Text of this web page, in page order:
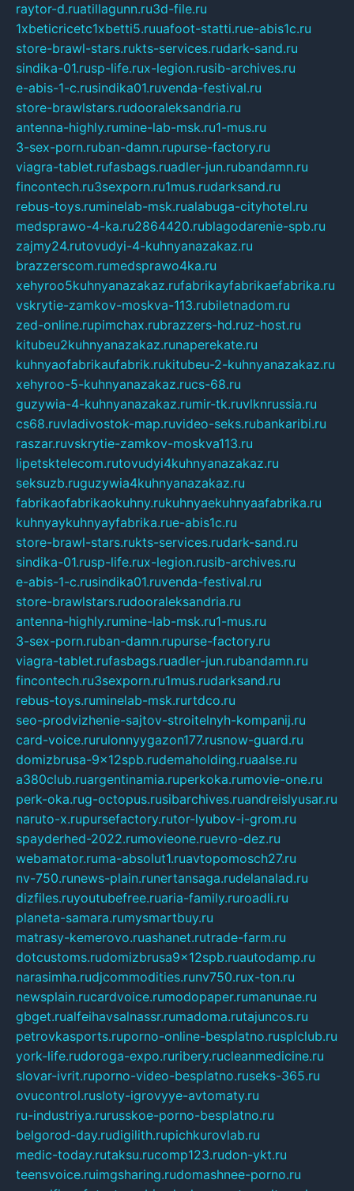
raytor-d.ruatillagunn.ru3d-file.ru
1xbeticricetc1xbetti5.ruuafoot-statti.rue-abis1c.ru
store-brawl-stars.rukts-services.rudark-sand.ru
sindika-01.rusp-life.rux-legion.rusib-archives.ru
e-abis-1-c.rusindika01.ruvenda-festival.ru
store-brawlstars.rudooraleksandria.ru
antenna-highly.rumine-lab-msk.ru1-mus.ru
3-sex-porn.ruban-damn.rupurse-factory.ru
viagra-tablet.rufasbags.ruadler-jun.rubandamn.ru
fincontech.ru3sexporn.ru1mus.rudarksand.ru
rebus-toys.ruminelab-msk.rualabuga-cityhotel.ru
medsprawo-4-ka.ru2864420.rublagodarenie-spb.ru
zajmy24.rutovudyi-4-kuhnyanazakaz.ru
brazzerscom.rumedsprawo4ka.ru
xehyroo5kuhnyanazakaz.rufabrikayfabrikaefabrika.ru
vskrytie-zamkov-moskva-113.rubiletnadom.ru
zed-online.rupimchax.rubrazzers-hd.ruz-host.ru
kitubeu2kuhnyanazakaz.runaperekate.ru
kuhnyaofabrikaufabrik.rukitubeu-2-kuhnyanazakaz.ru
xehyroo-5-kuhnyanazakaz.rucs-68.ru
guzywia-4-kuhnyanazakaz.rumir-tk.ruvlknrussia.ru
cs68.ruvladivostok-map.ruvideo-seks.rubankaribi.ru
raszar.ruvskrytie-zamkov-moskva113.ru
lipetsktelecom.rutovudyi4kuhnyanazakaz.ru
seksuzb.ruguzywia4kuhnyanazakaz.ru
fabrikaofabrikaokuhny.rukuhnyaekuhnyaafabrika.ru
kuhnyaykuhnyayfabrika.rue-abis1c.ru
store-brawl-stars.rukts-services.rudark-sand.ru
sindika-01.rusp-life.rux-legion.rusib-archives.ru
e-abis-1-c.rusindika01.ruvenda-festival.ru
store-brawlstars.rudooraleksandria.ru
antenna-highly.rumine-lab-msk.ru1-mus.ru
3-sex-porn.ruban-damn.rupurse-factory.ru
viagra-tablet.rufasbags.ruadler-jun.rubandamn.ru
fincontech.ru3sexporn.ru1mus.rudarksand.ru
rebus-toys.ruminelab-msk.rurtdco.ru
seo-prodvizhenie-sajtov-stroitelnyh-kompanij.ru
card-voice.rurulonnyygazon177.rusnow-guard.ru
domizbrusa-9x12spb.rudemaholding.ruaalse.ru
a380club.ruargentinamia.ruperkoka.rumovie-one.ru
perk-oka.rug-octopus.rusibarchives.ruandreislyusar.ru
naruto-x.rupursefactory.rutor-lyubov-i-grom.ru
spayderhed-2022.rumovieone.ruevro-dez.ru
webamator.ruma-absolut1.ruavtopomosch27.ru
nv-750.runews-plain.runertansaga.rudelanalad.ru
dizfiles.ruyoutubefree.ruaria-family.ruroadli.ru
planeta-samara.rumysmartbuy.ru
matrasy-kemerovo.ruashanet.rutrade-farm.ru
dotcustoms.rudomizbrusa9x12spb.ruautodamp.ru
narasimha.rudjcommodities.runv750.rux-ton.ru
newsplain.rucardvoice.rumodopaper.rumanunae.ru
gbget.rualfeihavsalnassr.rumadoma.rutajuncos.ru
petrovkasports.ruporno-online-besplatno.rusplclub.ru
york-life.rudoroga-expo.ruribery.rucleanmedicine.ru
slovar-ivrit.ruporno-video-besplatno.ruseks-365.ru
ovucontrol.rusloty-igrovyye-avtomaty.ru
ru-industriya.rurusskoe-porno-besplatno.ru
belgorod-day.rudigilith.rupichkurovlab.ru
medic-today.rutaksu.rucomp123.rudon-ykt.ru
teensvoice.ruimgsharing.rudomashnee-porno.ru